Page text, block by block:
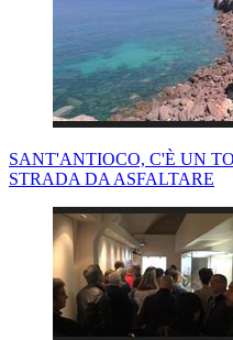
SANT'ANTIOCO, C'È UN
STRADA DA ASFALTARE